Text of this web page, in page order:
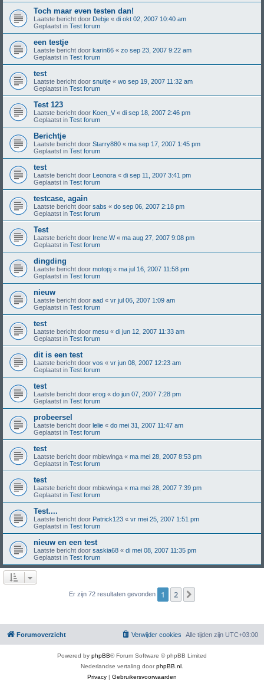
Toch maar even testen dan!
Laatste bericht door Debje « di okt 02, 2007 10:40 am
Geplaatst in Test forum
een testje
Laatste bericht door karin66 « zo sep 23, 2007 9:22 am
Geplaatst in Test forum
test
Laatste bericht door snuitje « wo sep 19, 2007 11:32 am
Geplaatst in Test forum
Test 123
Laatste bericht door Koen_V « di sep 18, 2007 2:46 pm
Geplaatst in Test forum
Berichtje
Laatste bericht door Starry880 « ma sep 17, 2007 1:45 pm
Geplaatst in Test forum
test
Laatste bericht door Leonora « di sep 11, 2007 3:41 pm
Geplaatst in Test forum
testcase, again
Laatste bericht door sabs « do sep 06, 2007 2:18 pm
Geplaatst in Test forum
Test
Laatste bericht door Irene.W« ma aug 27, 2007 9:08 pm
Geplaatst in Test forum
dingding
Laatste bericht door motopj « ma jul 16, 2007 11:58 pm
Geplaatst in Test forum
nieuw
Laatste bericht door aad « vr jul 06, 2007 1:09 am
Geplaatst in Test forum
test
Laatste bericht door mesu « di jun 12, 2007 11:33 am
Geplaatst in Test forum
dit is een test
Laatste bericht door vos « vr jun 08, 2007 12:23 am
Geplaatst in Test forum
test
Laatste bericht door erog « do jun 07, 2007 7:28 pm
Geplaatst in Test forum
probeersel
Laatste bericht door lelie « do mei 31, 2007 11:47 am
Geplaatst in Test forum
test
Laatste bericht door mbiewinga « ma mei 28, 2007 8:53 pm
Geplaatst in Test forum
test
Laatste bericht door mbiewinga « ma mei 28, 2007 7:39 pm
Geplaatst in Test forum
Test....
Laatste bericht door Patrick123 « vr mei 25, 2007 1:51 pm
Geplaatst in Test forum
nieuw en een test
Laatste bericht door saskia68 « di mei 08, 2007 11:35 pm
Geplaatst in Test forum
Er zijn 72 resultaten gevonden 1 2
Forumoverzicht Alle tijden zijn UTC+03:00
Verwijder cookies
Powered by phpBB® Forum Software © phpBB Limited
Nederlandse vertaling doorphpBB.nl
Privacy | Gebruikersvoorwaarden